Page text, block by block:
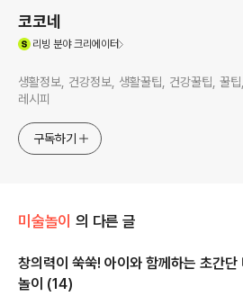
코코네
리빙 분야 크리에이터
생활정보, 건강정보, 생활꿀팁, 건강꿀팁, 꿀
레시피
구독하기
미술놀이 의 다른 글
창의력이 쑥쑥! 아이와 함께하는 초간단
놀이 (14)